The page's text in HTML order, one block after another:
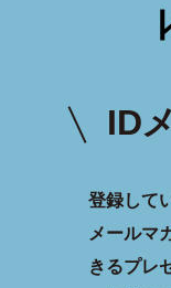
ID
登録して
メールマ
きるプレ